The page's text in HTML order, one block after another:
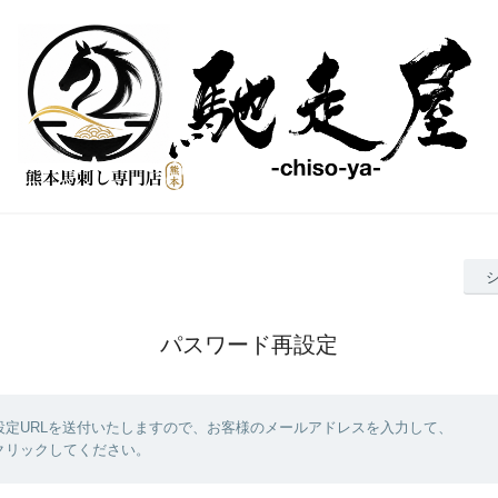
パスワード再設定
URLを送付いたしますので、お客様のメールアドレスを入力して、
ックしてください。